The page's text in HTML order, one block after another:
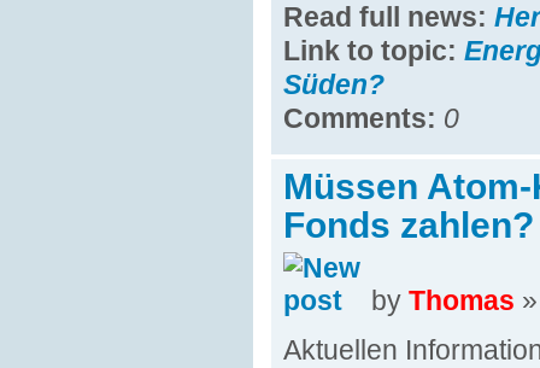
Read full news:
Link to topic:
Süden?
Comments: 0
Müssen
Fonds zahlen?
by Thomas
Aktuellen